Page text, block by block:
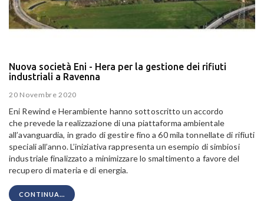
Nuova società Eni - Hera per la gestione dei rifiuti
industriali a Ravenna
20 Novembre 2020
Eni Rewind e Herambiente hanno sottoscritto un accordo
che prevede la realizzazione di una piattaforma ambientale
all’avanguardia, in grado di gestire fino a 60 mila tonnellate di rifiuti
speciali all’anno. L’iniziativa rappresenta un esempio di simbiosi
industriale finalizzato a minimizzare lo smaltimento a favore del
recupero di materia e di energia.
CONTINUA...